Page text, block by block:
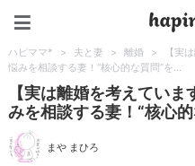
ハピママ* > 夫と妻 > 離婚 >
【実
悩みを相談する妻！“核心的な質問”を…
【実は離婚を考えてい
みを相談する妻！“核心
まや まひろ